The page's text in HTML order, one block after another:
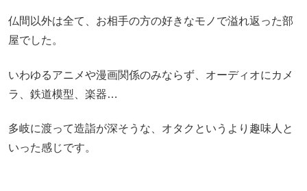
仏間以外は全て、お相手の方の好きなモノで溢れ返った部
屋でした。
いわゆるアニメや漫画関係のみならず、オーディオにカメ
ラ、鉄道模型、楽器…
多岐に渡って造詣が深そうな、オタクというより趣味人と
いった感じです。